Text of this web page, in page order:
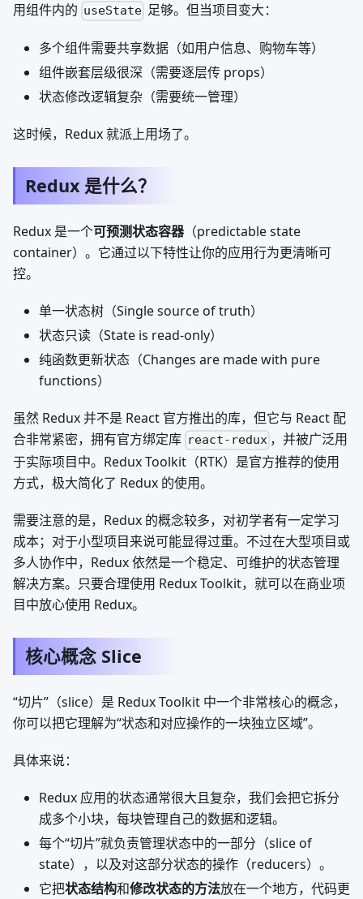
用组件内的 useState 足够。但当项目变大：
多个组件需要共享数据（如用户信息、购物车等）
组件嵌套层级很深（需要逐层传 props）
状态修改逻辑复杂（需要统一管理）
这时候，Redux 就派上用场了。
Redux 是什么？
Redux 是一个可预测状态容器（predictable state
container）。它通过以下特性让你的应用行为更清晰可
控。
单一状态树（Single source of truth）
状态只读（State is read-only）
纯函数更新状态（Changes are made with pure
functions）
虽然 Redux 并不是 React 官方推出的库，但它与 React 配
合非常紧密，拥有官方绑定库 react-redux ，并被广泛用
于实际项目中。Redux Toolkit（RTK）是官方推荐的使用
方式，极大简化了 Redux 的使用。
需要注意的是，Redux 的概念较多，对初学者有一定学习
成本；对于小型项目来说可能显得过重。不过在大型项目或
多人协作中，Redux 依然是一个稳定、可维护的状态管理
解决方案。只要合理使用 Redux Toolkit，就可以在商业项
目中放心使用 Redux。
核心概念 Slice
“切片”（slice）是 Redux Toolkit 中一个非常核心的概念，
你可以把它理解为“状态和对应操作的一块独立区域”。
具体来说：
Redux 应用的状态通常很大且复杂，我们会把它拆分
成多个小块，每块管理自己的数据和逻辑。
每个“切片”就负责管理状态中的一部分（slice of
state），以及对这部分状态的操作（reducers）。
它把状态结构和修改状态的方法放在一个地方，代码更